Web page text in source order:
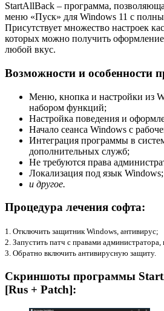
StartAllBack – программа,
меню «Пуск» для Windows 11 с
Присутствует множество настроек
которых можно получить
любой вкус.
Возможности и особенности
Меню, кнопка и настройки из
набором функций;
Настройка поведения и
Начало сеанса Windows с
Интеграция программы в
дополнительных служб;
Не требуются права
Локализация под язык Windows;
и другое.
Процедура лечения софта:
1. Отключить защитник Windows, антивирус;
2. Запустить патч с правами администратора,
3. Обратно включить антивирусную защиту.
Скриншоты программы
[Rus + Patch]: